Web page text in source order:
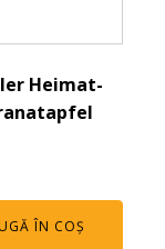
Heimat-
ÎN COȘ